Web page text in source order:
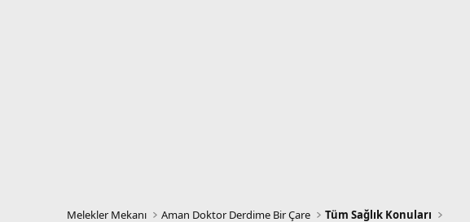
Melekler Mekanı Aman Doktor Derdime Bir Çare Tüm Sağlık Konuları